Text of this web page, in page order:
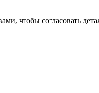
чтобы согласовать